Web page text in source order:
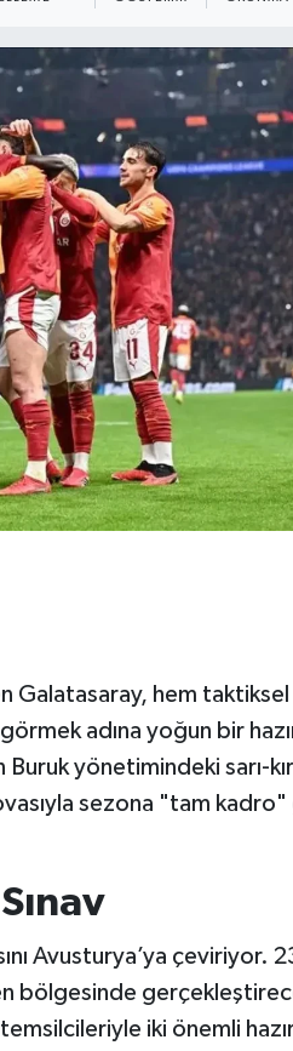
Galatasaray, hem
adına yoğun bir
yönetimindeki sarı-
sezona "tam
Avusturya’ya çeviriyor.
bölgesinde
iki önemli